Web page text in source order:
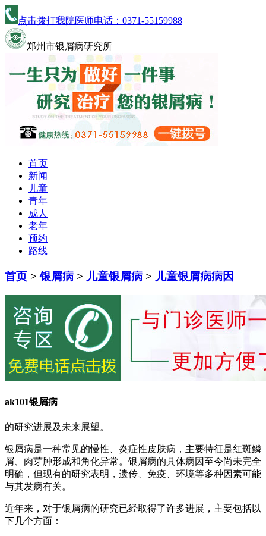
点击拨打我院医师电话： 0371-55159988
郑州市银屑病研究所
首页
新闻
儿童
青年
成人
老年
预约
路线
首页 >银屑病 > 儿童银屑病 > 儿童银屑病病因
ak101银屑病
的研究进展及未来展望。
银屑病是一种常见的慢性、炎症性皮肤病，主要特征是红斑鳞
屑、肉芽肿形成和角化异常。银屑病的具体病因至今尚未完全
明确，但现有的研究表明，遗传、免疫、环境等多种因素可能
与其发病有关。
近年来，对于银屑病的研究已经取得了许多进展，主要包括以
下几个方面：